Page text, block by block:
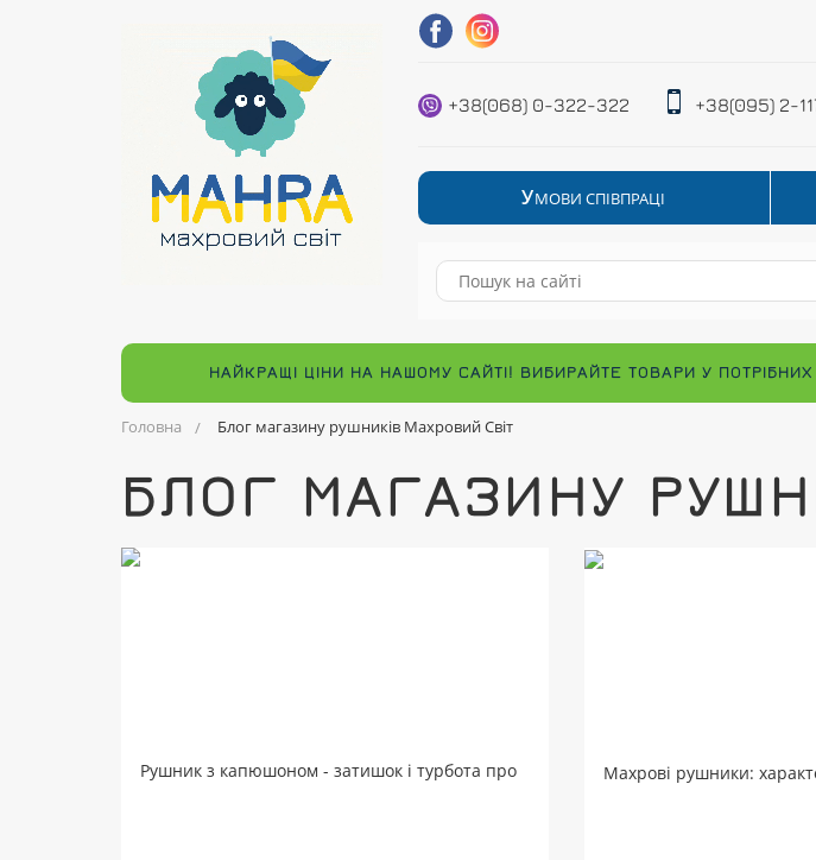
+38(068) 0-322-322 +38(095) 2-
УМОВИ СПІВПРАЦІ
НАЙКРАЩІ ЦІНИ НА НАШОМУ САЙТІ! ВИБИРАЙТЕ ТОВАРИ У
Головна Блог магазину рушників Махровий Світ
БЛОГ МАГАЗИНУ